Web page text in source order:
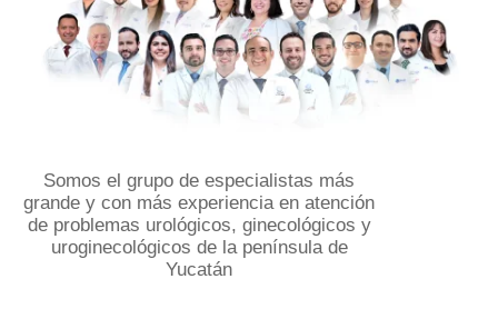
Somos el grupo de especialistas más
grande y con más experiencia en atención
de problemas urológicos, ginecológicos y
uroginecológicos de la península de
Yucatán